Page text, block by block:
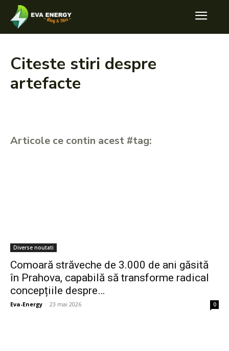
Citeste stiri despre
artefacte
Articole ce contin acest #tag:
Diverse noutati
Comoară străveche de 3.000 de ani găsită
în Prahova, capabilă să transforme radical
concepțiile despre…
Eva-Energy - 23 mai 2026 0